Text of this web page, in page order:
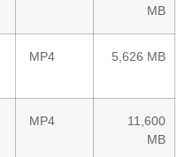
MB
MP4 5,626 MB
MP4
11,600
MB